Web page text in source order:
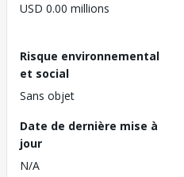
USD 0.00 millions
Risque environnemental
et social
Sans objet
Date de dernière mise à
jour
N/A